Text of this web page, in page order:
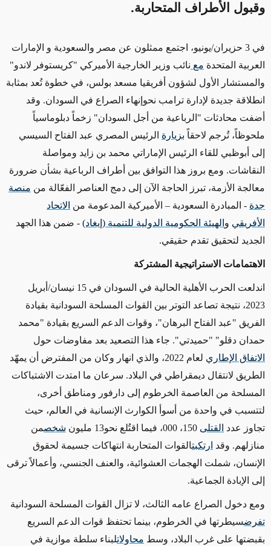
وقبول الأطراف المتحاربة.
في 3 حزيران/يونيو، اجتمع ممثلون عن مصر والسعودية و الإمارات
العربية المتحدة مع نائب وزير الخارجية الأميركي "كريستوفر لاندو"
والمستشار الأول لشؤون أفريقيا مسعد بولس، في خطوة تُعد بمثابة
انطلاقة جديدة لإدارة ترامب نحوإنهاء الصراع في السودان. وقد
أضفت محادثات "الرباعية من أجل السودان" زخماً دبلوماسياً
ملحوظاً، تُرجم لاحقاً بزيارة الرئيس المصري عبد الفتاح السيسي
إلى أبوظبي للقاء الرئيس الإماراتي محمد بن زايد ومواصلة
النقاشات. ومع بروز هذا التوافق بين أطراف الرباعية بشأن ضرورة
معالجة الأزمة، تبرز الحاجة الآن إلى دمج العناصر الفعّالة من منصة
جدة - المبادرة السعودية – الأميركية المدعومة من الاتحاد
الأفريقي و الهيئة الحكومية الدولية للتنمية (إيغاد) - ضمن هذا الجهد
الجديد لتحقيق تقدم حقيقي.
الاهتمامات الاستراتيجية المشتركة
اندلعت الحرب الأهلية الحالية في السودان في 15 نيسان/أبريل
2023، نتيجة تصاعد التوتر بين القوات المسلحة السودانية بقيادة
الفريق "عبد الفتاح البرهان"، وقوات الدعم السريع بقيادة "محمد
حمدان دقلو" "حميدتي". جاء هذا التصعيد بعد مفاوضات حول
الاتفاق الإطاري
لعام 2022، والذي انهار وكان من المفترض أن يمهّد
الطريق لانتقال ديمقراطي في البلاد. سرعان ما امتدت الاشتباكات
المسلحة من العاصمة الخرطوم إلى دارفور ومناطق أخرى،
لتتسبب في واحدة من أسوأ الكوارث الإنسانية في العالم، حيث
تجاوز عدد القتلى ، 000، فيما اقتُلع نحو13 مليون شخصمن
منازلهم. وقد ارتكبتالقوات المتحاربة انتهاكات جسيمة لحقوق
الإنسان، شملت الهجمات العشوائية، والعنف الجنسي، وأعمالاً ترقى
إلى الإبادة الجماعية.
ومع دخول الصراع عامه الثالث، لا تزال القوات المسلحة السودانية
تفرضسيطرتها في الخرطوم، بينما تحتفظ قوات الدعم السريع
بقبضتها على غرب البلاد، وسط محاولاتلبناء سلطة موازية في